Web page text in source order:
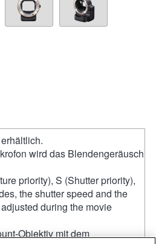
wird das Blendengeräusch
priority), S (Shutter priority),
the shutter speed and the
during the movie
Objektiv mit dem